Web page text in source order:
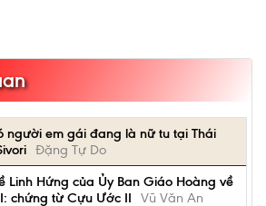
người em gái đang là nữ tu tại Thái
Đặng Tự Do
Linh Hứng của Ủy Ban Giáo Hoàng về
chứng từ Cựu Ước II
Vũ Văn An